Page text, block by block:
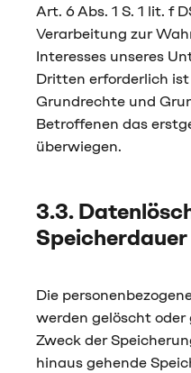
Art. 6 Abs. 1 S. 1 lit. f
Verarbeitung zur
Interesses unseres
Dritten erforderlich
Grundrechte und
Betroffenen das
überwiegen.
3.3.
Speicherdauer
Die
werden gelöscht oder
Zweck der
hinaus gehende